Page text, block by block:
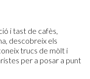
i tast de cafès,
descobreix els
trucs de mòlt i
per a posar a punt